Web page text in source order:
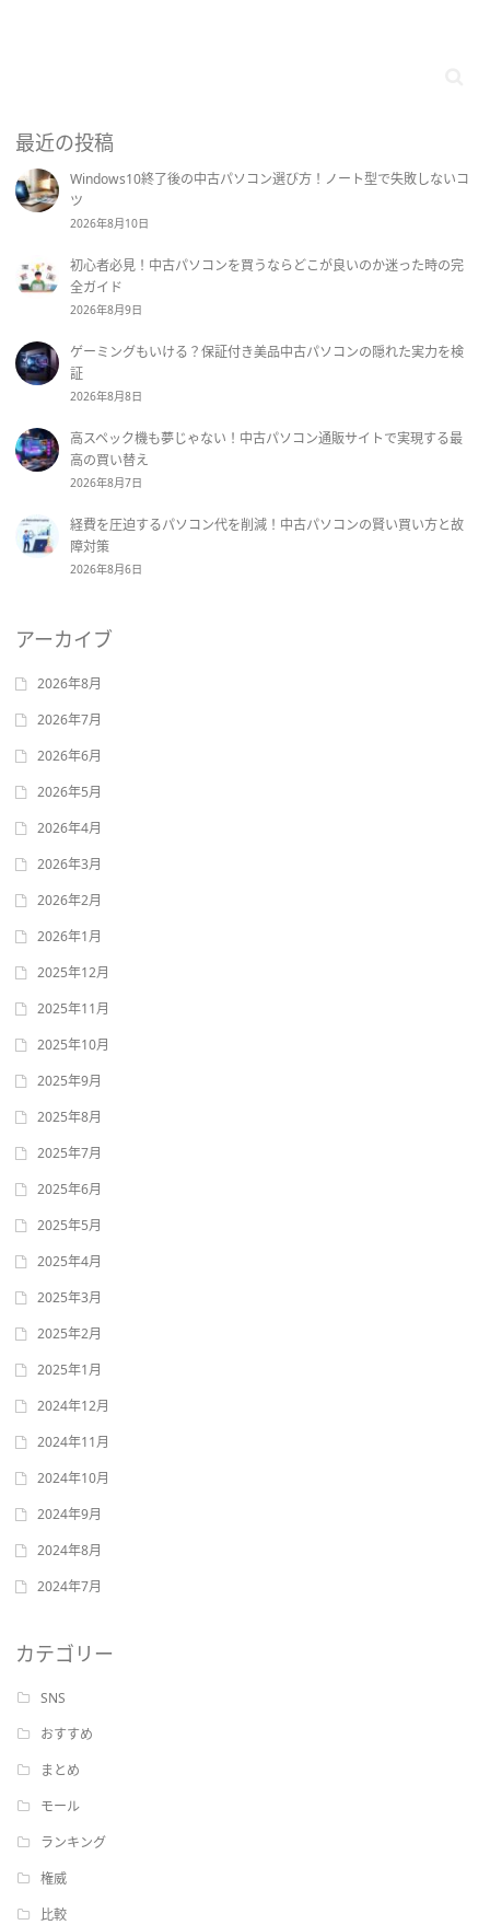
最近の投稿
Windows10終了後の中古パソコン選び方！ノート型で失敗しないコ
ツ
2026年8月10日
初心者必見！中古パソコンを買うならどこが良いのか迷った時の完
全ガイド
2026年8月9日
ゲーミングもいける？保証付き美品中古パソコンの隠れた実力を検
証
2026年8月8日
高スペック機も夢じゃない！中古パソコン通販サイトで実現する最
高の買い替え
2026年8月7日
経費を圧迫するパソコン代を削減！中古パソコンの賢い買い方と故
障対策
2026年8月6日
アーカイブ
2026年8月
2026年7月
2026年6月
2026年5月
2026年4月
2026年3月
2026年2月
2026年1月
2025年12月
2025年11月
2025年10月
2025年9月
2025年8月
2025年7月
2025年6月
2025年5月
2025年4月
2025年3月
2025年2月
2025年1月
2024年12月
2024年11月
2024年10月
2024年9月
2024年8月
2024年7月
カテゴリー
SNS
おすすめ
まとめ
モール
ランキング
権威
比較